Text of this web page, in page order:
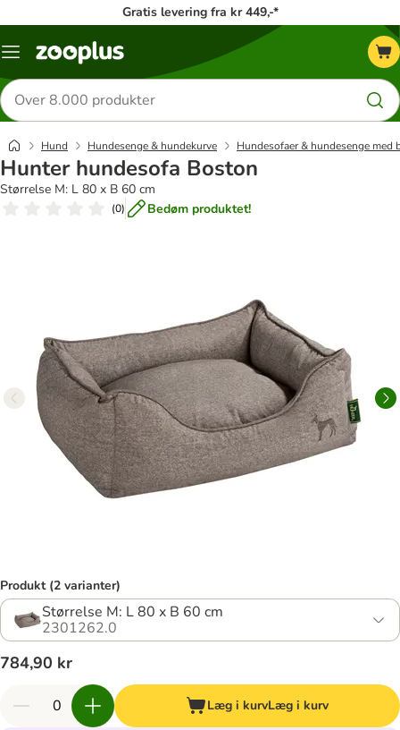
Gratis levering fra kr 449,-*
Menu
Søg
efter
produkter
Hund Hundesenge & hundekurve Hundesofaer & hundesenge med
Hunter hundesofa Boston
Størrelse M: L 80 x B 60 cm
(0) Bedøm produktet!
Produkt (2 varianter)
Størrelse M: L 80 x B 60 cm
2301262.0
784,90 kr
Læg i kurvLæg i kurv